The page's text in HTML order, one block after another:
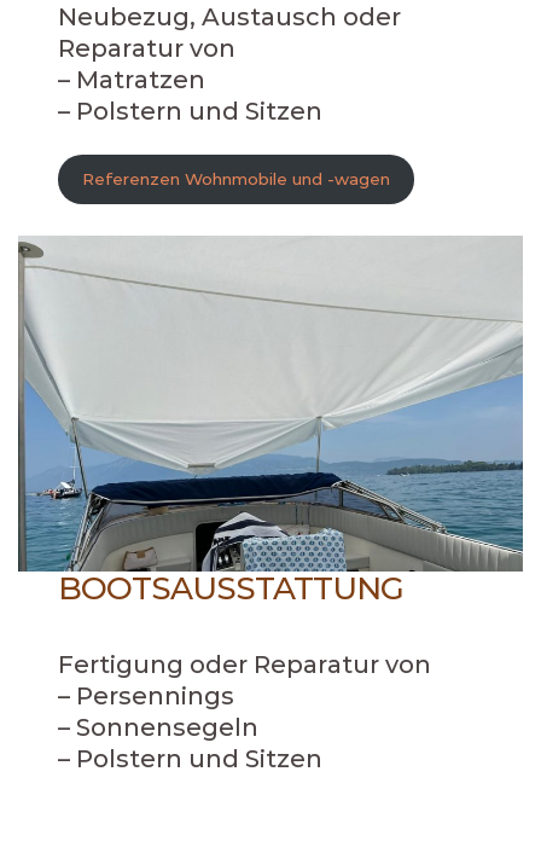
Neubezug, Austausch oder
Reparatur von
– Matratzen
– Polstern und Sitzen
Referenzen Wohnmobile und -wagen
BOOTSAUSSTATTUNG
Fertigung oder Reparatur von
– Persennings
– Sonnensegeln
– Polstern und Sitzen